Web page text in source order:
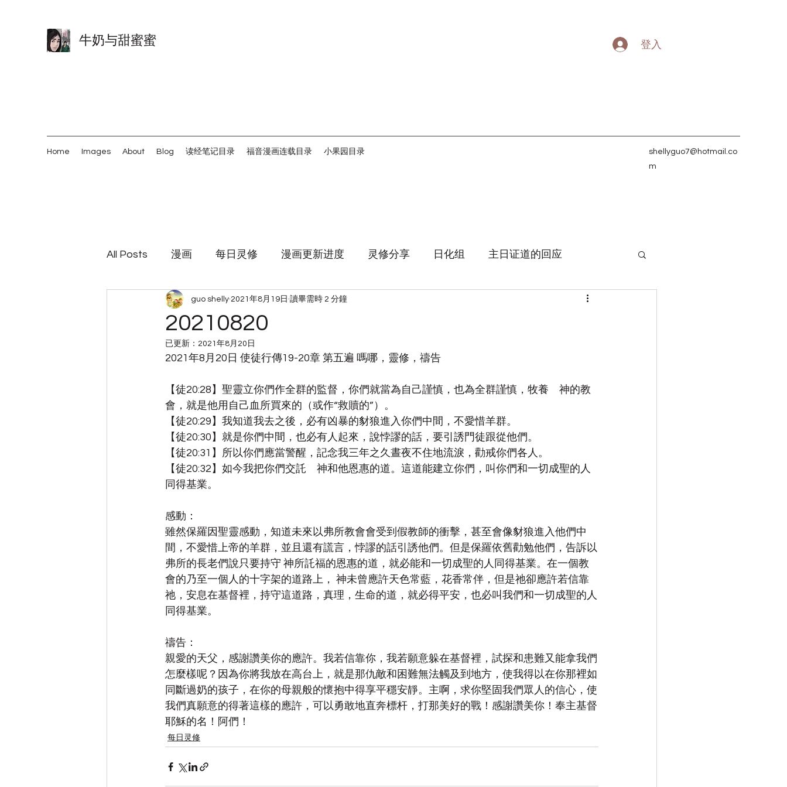
牛奶与甜蜜蜜 登入
Home Images About Blog 读经笔记目录 福音漫画连载目录 小果园目录
shellyguo7@hotmail.co
m
All Posts 漫画 每日灵修 漫画更新进度 灵修分享 日化组 主日证道的回应
周六查经小组笔记 带娃读经 宋典的日常
20210820
guo shelly 2021年8月19日 讀畢需時 2 分鐘
已更新： 2021年8月20日
2021年8月20日 使徒行傳19-20章 第五遍 嗎哪，靈修，禱告
【徒20:28】聖靈立你們作全群的監督，你們就當為自己謹慎，也為全群謹慎，牧養　神的教
會，就是他用自己血所買來的（或作“救贖的”）。
【徒20:29】我知道我去之後，必有凶暴的豺狼進入你們中間，不愛惜羊群。
【徒20:30】就是你們中間，也必有人起來，說悖謬的話，要引誘門徒跟從他們。
【徒20:31】所以你們應當警醒，記念我三年之久晝夜不住地流淚，勸戒你們各人。
【徒20:32】如今我把你們交託　神和他恩惠的道。這道能建立你們，叫你們和一切成聖的人
同得基業。
感動：
雖然保羅因聖靈感動，知道未來以弗所教會會受到假教師的衝擊，甚至會像豺狼進入他們中
間，不愛惜上帝的羊群，並且還有謊言，悖謬的話引誘他們。但是保羅依舊勸勉他們，告訴以
弗所的長老們說只要持守 神所託福的恩惠的道，就必能和一切成聖的人同得基業。在一個教
會的乃至一個人的十字架的道路上， 神未曾應許天色常藍，花香常伴，但是祂卻應許若信靠
祂，安息在基督裡，持守這道路，真理，生命的道，就必得平安，也必叫我們和一切成聖的人
同得基業。
禱告：
親愛的天父，感謝讚美你的應許。我若信靠你，我若願意躲在基督裡，試探和患難又能拿我們
怎麼樣呢？因為你將我放在高台上，就是那仇敵和困難無法觸及到地方，使我得以在你那裡如
同斷過奶的孩子，在你的母親般的懷抱中得享平穩安靜。主啊，求你堅固我們眾人的信心，使
我們真願意的得著這樣的應許，可以勇敢地直奔標杆，打那美好的戰！感謝讚美你！奉主基督
耶穌的名！阿們！
每日灵修